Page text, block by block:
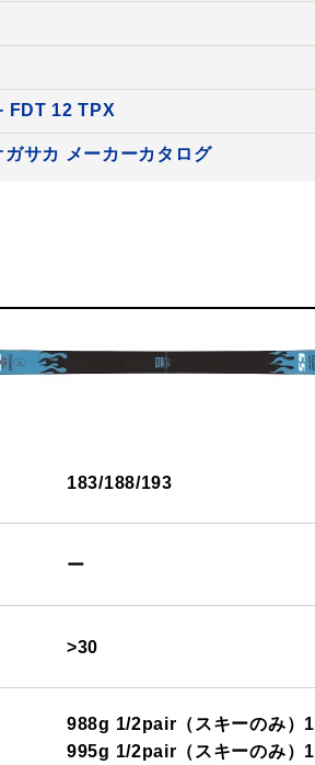
FDT 12 TPX
サカ メーカーカタログ
183/188/193
ー
>30
988g 1/2pair（スキーのみ）
995g 1/2pair（スキーのみ）